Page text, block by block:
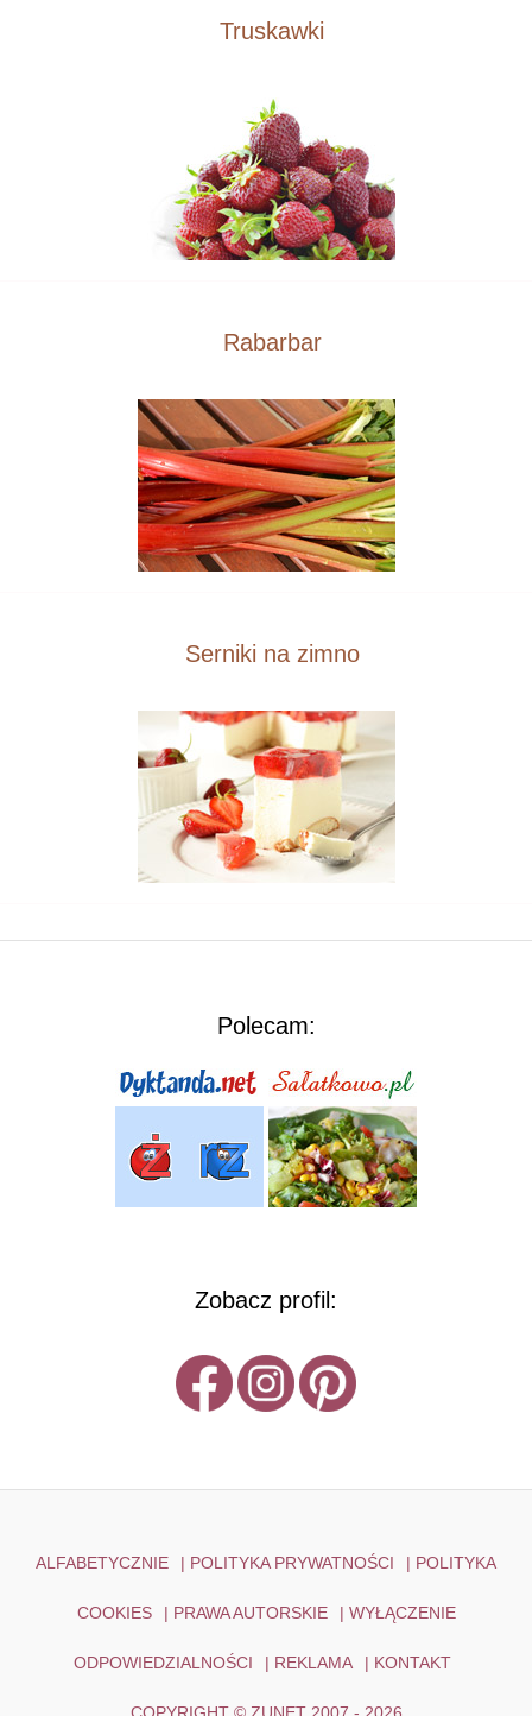
Truskawki
Rabarbar
Serniki na zimno
Polecam:
Zobacz profil:
ALFABETYCZNIE | POLITYKA PRYWATNOŚCI | POLITYKA
COOKIES | PRAWA AUTORSKIE | WYŁĄCZENIE
ODPOWIEDZIALNOŚCI | REKLAMA | KONTAKT